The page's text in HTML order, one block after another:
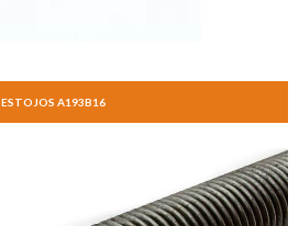
ESTOJOS A193B16